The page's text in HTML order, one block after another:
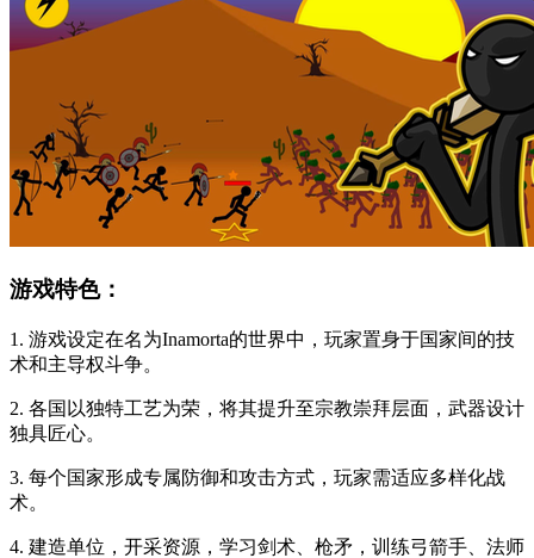
游戏特色：
1. 游戏设定在名为Inamorta的世界中，玩家置身于国家间的技
术和主导权斗争。
2. 各国以独特工艺为荣，将其提升至宗教崇拜层面，武器设计
独具匠心。
3. 每个国家形成专属防御和攻击方式，玩家需适应多样化战
术。
4. 建造单位，开采资源，学习剑术、枪矛，训练弓箭手、法师